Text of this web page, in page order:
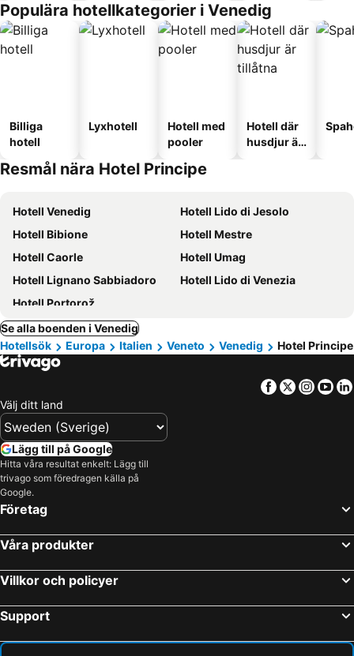
Populära hotellkategorier i Venedig
Billiga
hotell
Lyxhotell
Hotell med
pooler
Hotell där
husdjur är
Resmål nära Hotel Principe
Hotell Venedig
Hotell Lido di Jesolo
Hotell Bibione
Hotell Mestre
Hotell Caorle
Hotell Umag
Hotell Lignano Sabbiadoro
Hotell Lido di Venezia
Hotell Portorož
Se alla boenden i Venedig
Hotellsök
Europa Italien Veneto Venedig Hotel Principe
Facebook
Twitter
Välj ditt land
Lägg till på Google
Hitta våra resultat enkelt: Lägg till
trivago som föredragen källa på
Google.
Företag
Våra produkter
Villkor och policyer
Support